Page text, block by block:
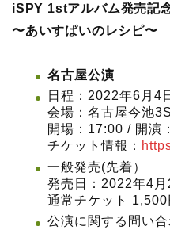
iSPY 1stアルバム発売記
〜あいすぱいのレシピ〜
名古屋公演
日程：2022年6月4
会場：名古屋今池
開場：17:00 / 開演
チケット情報：
一般発売(先着）
発売日：2022年4
通常チケット 1,500
公演に関する問い